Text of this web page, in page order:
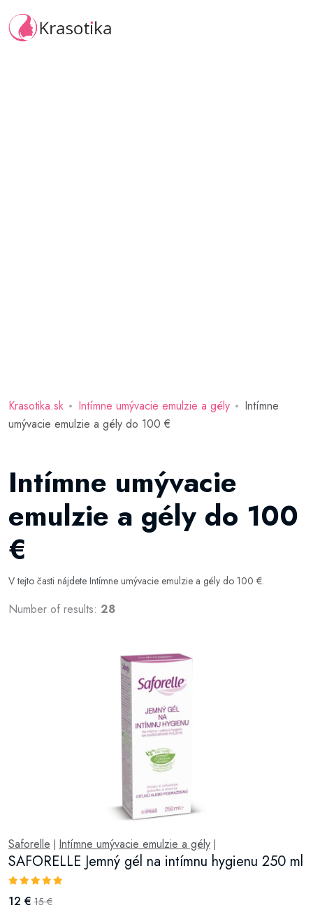
Krasotika.sk Intímne umývacie emulzie a gély
Intímne
umývacie emulzie a gély do 100 €
Intímne umývacie
emulzie a gély do 100
€
V tejto časti nájdete Intímne umývacie emulzie a gély do 100 €.
Number of results: 28
Saforelle Intímne umývacie emulzie a gély
SAFORELLE Jemný gél na intímnu hygienu 250 ml
12 € 15 €